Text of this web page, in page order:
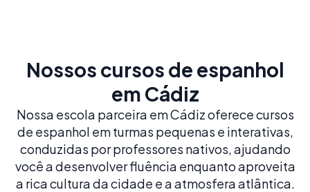
Nossos cursos de espanhol
em Cádiz
Nossa escola parceira em Cádiz oferece cursos
de espanhol em turmas pequenas e interativas,
conduzidas por professores nativos, ajudando
você a desenvolver fluência enquanto aproveita
a rica cultura da cidade e a atmosfera atlântica.